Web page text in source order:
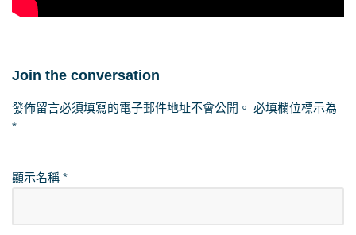
Join the conversation
發佈留言必須填寫的電子郵件地址不會公開。 必填欄位標示為
*
顯示名稱 *